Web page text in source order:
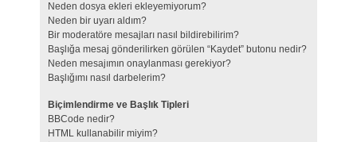
Neden dosya ekleri ekleyemiyorum?
Neden bir uyarı aldım?
Bir moderatöre mesajları nasıl bildirebilirim?
Başlığa mesaj gönderilirken görülen “Kaydet” butonu nedir?
Neden mesajımın onaylanması gerekiyor?
Başlığımı nasıl darbelerim?
Biçimlendirme ve Başlık Tipleri
BBCode nedir?
HTML kullanabilir miyim?